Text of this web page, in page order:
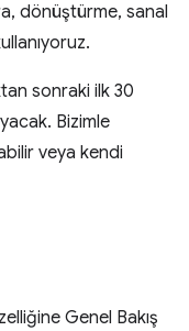
dönüştürme, sanal
sonraki ilk 30
Bizimle
veya kendi
Genel Bakış